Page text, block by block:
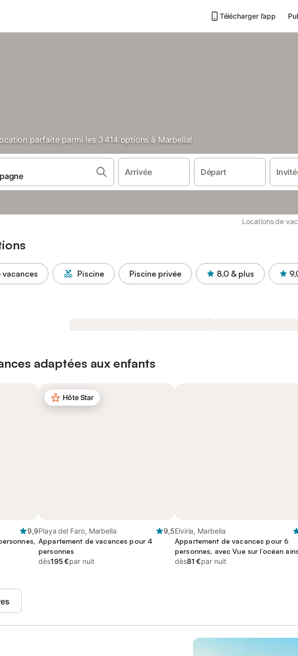
Télécharger l’app
parfaite parmi les 3 414 options à Marbella!
Arrivée Départ
Locations de
vacances Piscine Piscine privée 8,0 & plus
adaptées aux enfants
9,9
Hôte Star
Playa del Faro, Marbella
9,5
Appartement de vacances pour 4
personnes
dès195 €par nuit
Elviria, Marbella
Appartement de vacances pour 6
personnes, avec Vue sur l’océan
que Terrasse et Piscine
dès81 €par nuit